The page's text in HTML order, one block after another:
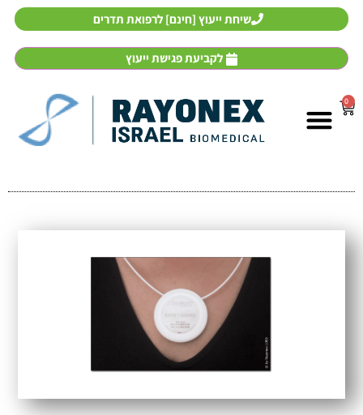
שיחת ייעוץ [חינם] לרפואת תדרים
לקביעת פגישת ייעוץ
0